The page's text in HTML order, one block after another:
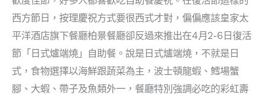
西方節日，按理慶祝方式要很西式才對，偏偏應該皇家太
平洋酒店旗下餐廳柏景餐廳卻反過來推出在4月2-6日復活
節「日式爐端燒」自助餐。說是日式爐端燒，不就是日
式，食物選擇以海鮮跟蔬菜為主，波士頓龍蝦、鱈場蟹
腳、大蝦、帶子及魚類外一，餐廳特別強調必吃的彩虹壽